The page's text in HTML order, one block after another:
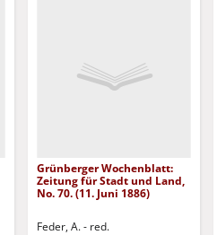
Grünberger Wochenblatt:
Zeitung für Stadt und Land,
No. 70. (11. Juni 1886)
Feder, A. - red.